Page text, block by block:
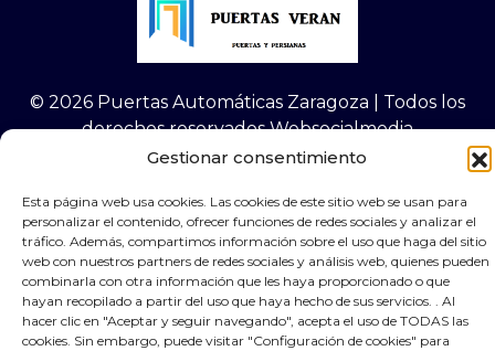
Gestionar consentimiento
Esta página web usa cookies. Las cookies de este sitio web se usan para
personalizar el contenido, ofrecer funciones de redes sociales y analizar el
tráfico. Además, compartimos información sobre el uso que haga del sitio
web con nuestros partners de redes sociales y análisis web, quienes pueden
combinarla con otra información que les haya proporcionado o que
hayan recopilado a partir del uso que haya hecho de sus servicios. . Al
hacer clic en "Aceptar y seguir navegando", acepta el uso de TODAS las
cookies. Sin embargo, puede visitar "Configuración de cookies" para
© 2026 Puertas Automáticas Zaragoza | Todos los
derechos reservados Websocialmedia